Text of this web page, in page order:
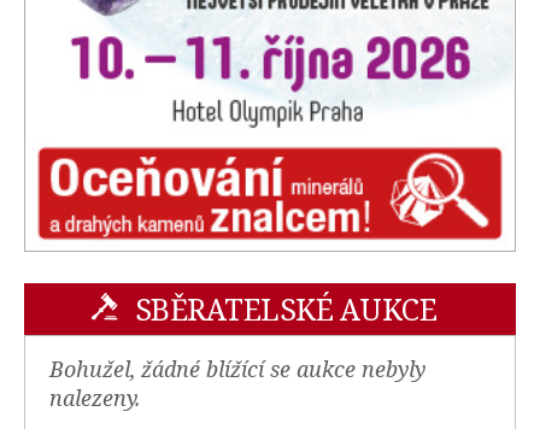
SBĚRATELSKÉ AUKCE
Bohužel, žádné blížící se aukce nebyly
nalezeny.